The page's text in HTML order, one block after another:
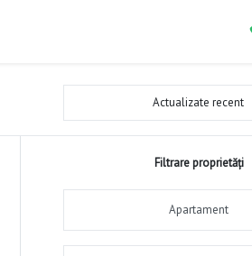
Actualizate recent
Filtrare proprietăți
Apartament